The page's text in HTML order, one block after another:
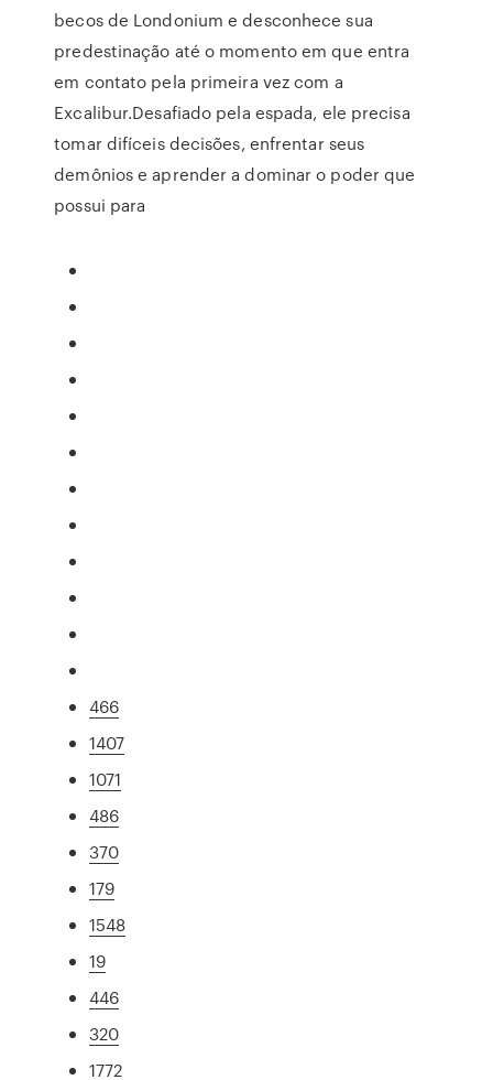
becos de Londonium e desconhece sua
predestinação até o momento em que entra
em contato pela primeira vez com a
Excalibur.Desafiado pela espada, ele precisa
tomar difíceis decisões, enfrentar seus
demônios e aprender a dominar o poder que
possui para
466
1407
1071
486
370
179
1548
19
446
320
1772